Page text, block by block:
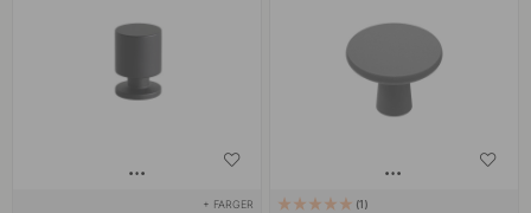
+ FARGER 1